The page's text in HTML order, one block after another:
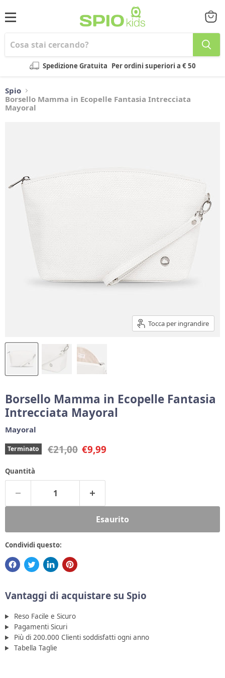
Menu
Spedizione Gratuita Per ordini superiori a € 50
il
Spio
Borsello Mamma in Ecopelle Fantasia Intrecciata
Mayoral
Tocca per ingrandire
Borsello Mamma in Ecopelle Fantasia
Intrecciata Mayoral
Mayoral
Terminato Prezzo originale
€21,00 Prezzo corrente
€9,99
Quantità
Esaurito
Condividi questo:
Vantaggi di acquistare su Spio
Reso Facile e Sicuro
Pagamenti Sicuri
Più di 200.000 Clienti soddisfatti ogni anno
Tabella Taglie